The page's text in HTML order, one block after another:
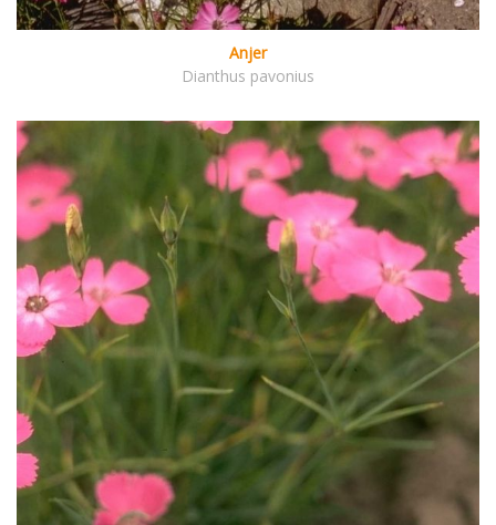
Anjer
Dianthus pavonius